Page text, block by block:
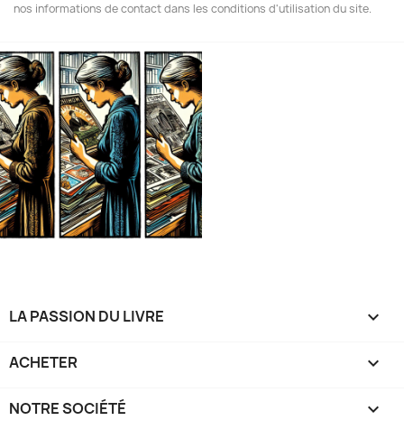
nos informations de contact dans les conditions d'utilisation du site.
LA PASSION DU LIVRE 
ACHETER 
NOTRE SOCIÉTÉ 